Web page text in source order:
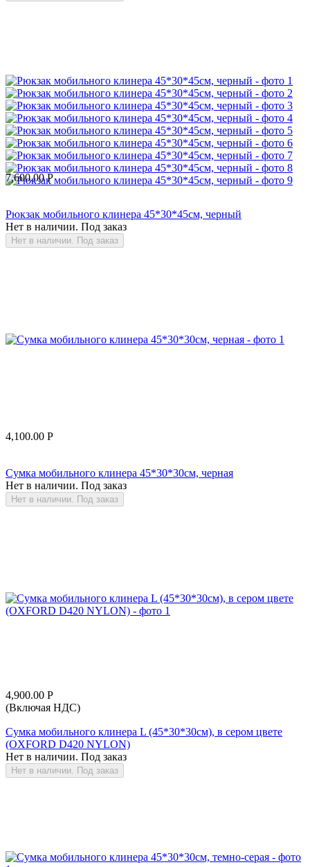
7,600.00 Р
Рюкзак мобильного клинера 45*30*45см, черный
Нет в наличии. Под заказ
Нет в наличии. Под заказ
4,100.00 Р
Сумка мобильного клинера 45*30*30см, черная
Нет в наличии. Под заказ
Нет в наличии. Под заказ
4,900.00 Р
(Включая НДС)
Сумка мобильного клинера L (45*30*30см), в сером цвете
(OXFORD D420 NYLON)
Нет в наличии. Под заказ
Нет в наличии. Под заказ